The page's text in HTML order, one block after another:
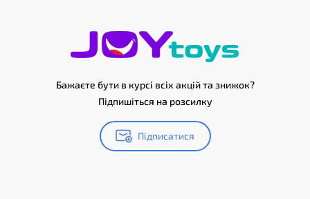
Бажаєте бути в курсі всіх акцій та знижок?
Підпишіться на розсилку
Підписатися